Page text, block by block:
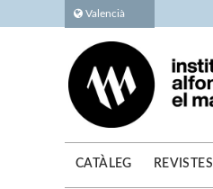
Valencià
CATÀLEG REVISTES